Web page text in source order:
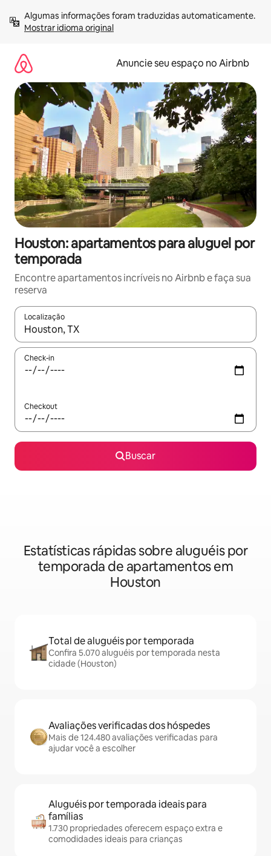
para
Mostrar idioma original
Anuncie seu espaço no Airbnb
Houston: apartamentos para aluguel por
temporada
Encontre apartamentos incríveis no Airbnb e faça sua
reserva
Localização
Quando os resultados estiverem disponíveis, explore-os
Check-in
Checkout
Buscar
Estatísticas rápidas sobre aluguéis por
temporada de apartamentos em
Houston
Total de aluguéis por temporada
Confira 5.070 aluguéis por temporada nesta
cidade (Houston)
Avaliações verificadas dos hóspedes
Mais de 124.480 avaliações verificadas para
ajudar você a escolher
Aluguéis por temporada ideais para
famílias
1.730 propriedades oferecem espaço extra e
comodidades ideais para crianças